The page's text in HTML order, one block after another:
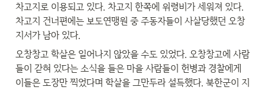
차고지로 이용되고 있다. 차고지 한쪽에 위령비가 세워져 있다.
차고지 건너편에는 보도연맹원 중 주동자들이 사살당했던 오창
지서가 남아 있다.
오창창고 학살은 일어나지 않았을 수도 있었다. 오창창고에 사람
들이 갇혀 있다는 소식을 들은 마을 사람들이 헌병과 경찰에게
이들은 도장만 찍었다며 학살을 그만두라 설득했다. 북한군이 지